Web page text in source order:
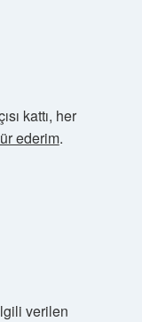
kattı, her
ederim.
verilen